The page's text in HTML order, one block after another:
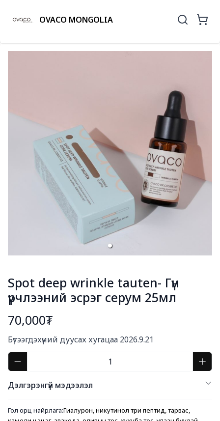
OVACO MONGOLIA
Spot deep wrinkle tauten- Гүн
үрчлээний эсрэг серум 25мл
70,000₮
Бүтээгдэхүүний дуусах хугацаа 2026.9.21
Дэлгэрэнгүй мэдээлэл
Гол орц найрлага:Гиалурон, никутинол три пептид, тарвас,